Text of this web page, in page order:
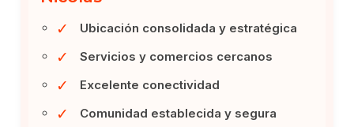
✓ Ubicación consolidada y estratégica
✓ Servicios y comercios cercanos
✓ Excelente conectividad
✓ Comunidad establecida y segura